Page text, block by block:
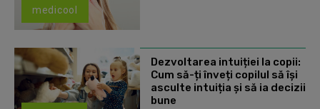
medicool
Dezvoltarea intuiției la copii:
Cum să-ți înveți copilul să își
asculte intuiția și să ia decizii
bune